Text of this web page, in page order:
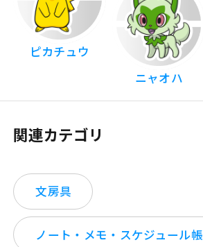
ピカチュウ
ニャオハ
関連カテゴリ
文房具
ノート・メモ・スケジュール帳